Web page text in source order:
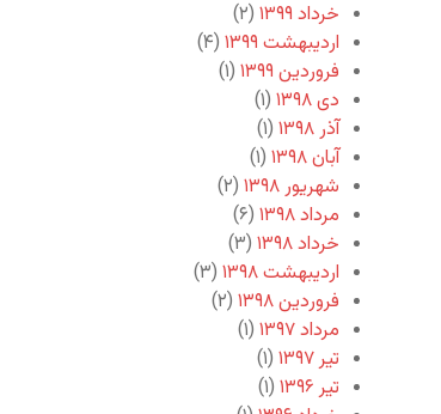
خرداد ۱۳۹۹
(۲)
اردیبهشت ۱۳۹۹
(۴)
فروردین ۱۳۹۹
(۱)
دی ۱۳۹۸
(۱)
آذر ۱۳۹۸
(۱)
آبان ۱۳۹۸
(۱)
شهریور ۱۳۹۸
(۲)
مرداد ۱۳۹۸
(۶)
خرداد ۱۳۹۸
(۳)
اردیبهشت ۱۳۹۸
(۳)
فروردین ۱۳۹۸
(۲)
مرداد ۱۳۹۷
(۱)
تیر ۱۳۹۷
(۱)
تیر ۱۳۹۶
(۱)